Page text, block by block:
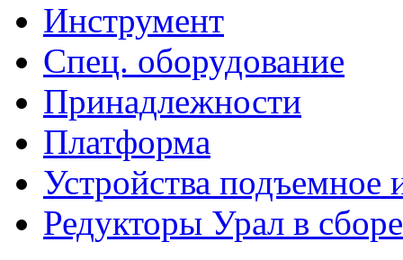
Инструмент
Спец. оборудование
Принадлежности
Платформа
Устройства
Редукторы Урал в сборе